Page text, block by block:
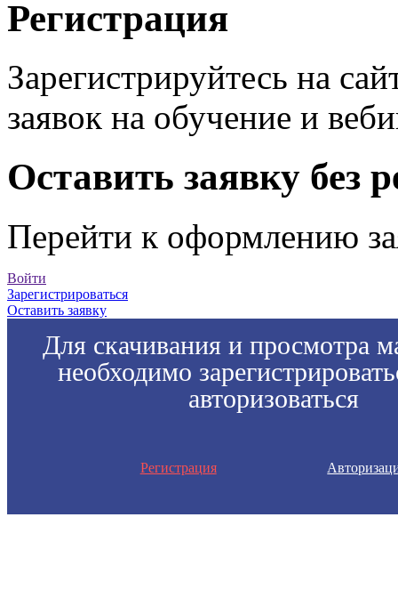
Регистрация
Зарегистрируйтесь на
заявок на обучение и
Оставить заявку без
Перейти к оформлению
Войти
Зарегистрироваться
Оставить заявку
Для скачивания и просмотра
необходимо
авторизоваться
Регистрация